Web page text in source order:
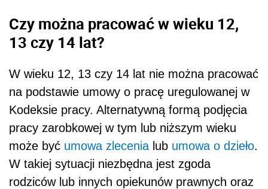
Czy można pracować w wieku 12,
13 czy 14 lat?
W wieku 12, 13 czy 14 lat nie można pracować
na podstawie umowy o pracę uregulowanej w
Kodeksie pracy. Alternatywną formą podjęcia
pracy zarobkowej w tym lub niższym wieku
może być umowa zlecenia lub umowa o dzieło.
W takiej sytuacji niezbędna jest zgoda
rodziców lub innych opiekunów prawnych oraz